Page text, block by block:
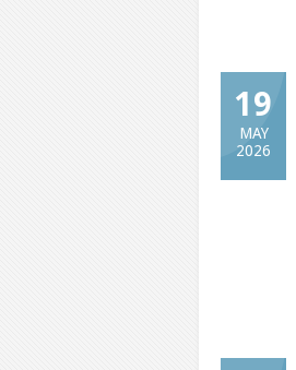
19
MAY
2026